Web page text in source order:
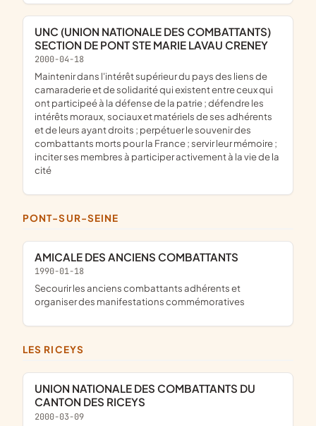
UNC (UNION NATIONALE DES COMBATTANTS)
SECTION DE PONT STE MARIE LAVAU CRENEY
2000-04-18
maintenir dans l'intérêt supérieur du pays des liens de
camaraderie et de solidarité qui existent entre ceux qui
ont participeé à la défense de la patrie ; défendre les
intérêts moraux, sociaux et matériels de ses adhérents
et de leurs ayant droits ; perpétuer le souvenir des
combattants morts pour la France ; servir leur mémoire ;
inciter ses membres à participer activement à la vie de la
cité
PONT-SUR-SEINE
AMICALE DES ANCIENS COMBATTANTS
1990-01-18
secourir les anciens combattants adhérents et
organiser des manifestations commémoratives
LES RICEYS
UNION NATIONALE DES COMBATTANTS DU
CANTON DES RICEYS
2000-03-09